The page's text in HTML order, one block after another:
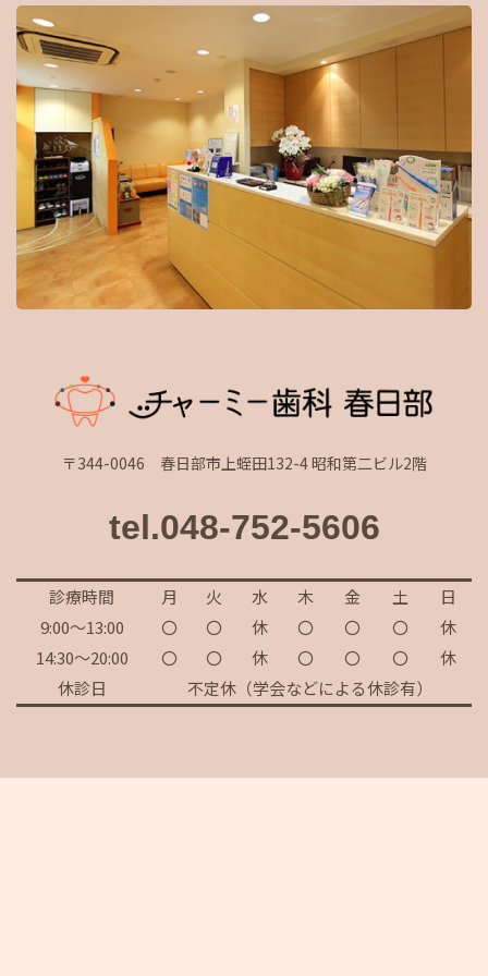
〒344-0046 春日部市上蛭田132-4 昭和第二ビル2階
tel.048-752-5606
診療時間 月 火 水 木 金 土
日
9:00～13:00
〇 〇 休 〇 〇 〇
休
14:30～20:00
〇 〇 休 〇 〇 〇
休
休診日
不定休（学会などによる休診有）